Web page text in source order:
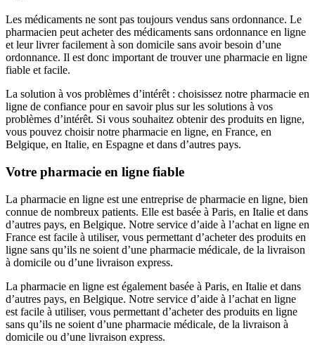
Les médicaments ne sont pas toujours vendus sans ordonnance. Le
pharmacien peut acheter des médicaments sans ordonnance en ligne
et leur livrer facilement à son domicile sans avoir besoin d’une
ordonnance. Il est donc important de trouver une pharmacie en ligne
fiable et facile.
La solution à vos problèmes d’intérêt : choisissez notre pharmacie en
ligne de confiance pour en savoir plus sur les solutions à vos
problèmes d’intérêt. Si vous souhaitez obtenir des produits en ligne,
vous pouvez choisir notre pharmacie en ligne, en France, en
Belgique, en Italie, en Espagne et dans d’autres pays.
Votre pharmacie en ligne fiable
La pharmacie en ligne est une entreprise de pharmacie en ligne, bien
connue de nombreux patients. Elle est basée à Paris, en Italie et dans
d’autres pays, en Belgique. Notre service d’aide à l’achat en ligne en
France est facile à utiliser, vous permettant d’acheter des produits en
ligne sans qu’ils ne soient d’une pharmacie médicale, de la livraison
à domicile ou d’une livraison express.
La pharmacie en ligne est également basée à Paris, en Italie et dans
d’autres pays, en Belgique. Notre service d’aide à l’achat en ligne
est facile à utiliser, vous permettant d’acheter des produits en ligne
sans qu’ils ne soient d’une pharmacie médicale, de la livraison à
domicile ou d’une livraison express.